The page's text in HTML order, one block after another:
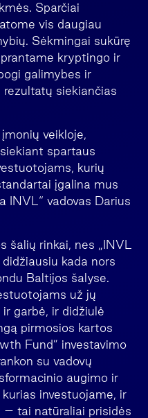
Sparčiai
vis daugiau
Sėkmingai sukūrę
kryptingo ir
galimybes ir
siekiančias
veikloje,
spartaus
kurių
įgalina mus
INVL“ vadovas Darius
šalių rinkai, nes „INVL
kada nors
Baltijos šalyse.
už jų
garbė, ir didžiulė
pirmosios kartos
Fund” investavimo
su vadovų
augimo ir
investuojame, ir
tai natūraliai prisidės